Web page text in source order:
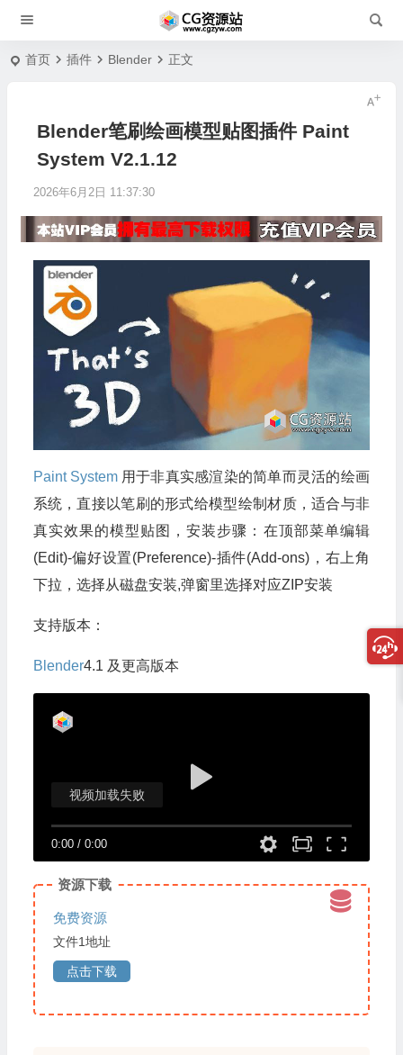
首页 插件 Blender 正文
Blender笔刷绘画模型贴图插件 Paint
System V2.1.12
2026年6月2日 11:37:30
Paint System用于非真实感渲染的简单而灵活的绘画
系统，直接以笔刷的形式给模型绘制材质，适合与非
真实效果的模型贴图，安装步骤：在顶部菜单编辑
(Edit)-偏好设置(Preference)-插件(Add-ons)，右上角
下拉，选择从磁盘安装,弹窗里选择对应ZIP安装
支持版本：
Blender4.1 及更高版本
0:00/ 0:00
视频加载失败
资源下载
免费资源
文件1地址
点击下载